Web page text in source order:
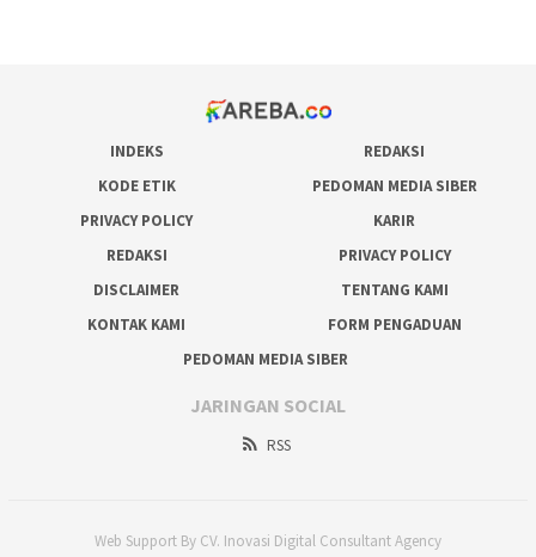
INDEKS
REDAKSI
KODE ETIK
PEDOMAN MEDIA SIBER
PRIVACY POLICY
KARIR
REDAKSI
PRIVACY POLICY
DISCLAIMER
TENTANG KAMI
KONTAK KAMI
FORM PENGADUAN
PEDOMAN MEDIA SIBER
JARINGAN SOCIAL
RSS
Web Support By CV. Inovasi Digital Consultant Agency